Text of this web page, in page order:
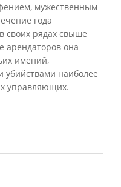
мужественным
года
своих рядах свыше
арендаторов она
имений,
убийствами наиболее
управляющих.